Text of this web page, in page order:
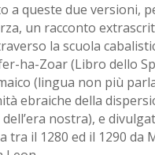
a queste due versioni,
un racconto
la scuola
ha-Zoar (Libro dello
(lingua non più
ebraiche della
nostra), e
tra il 1280 ed il 1290 da